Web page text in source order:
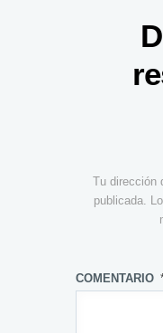
Tu dirección
publicada.
COMENTARIO